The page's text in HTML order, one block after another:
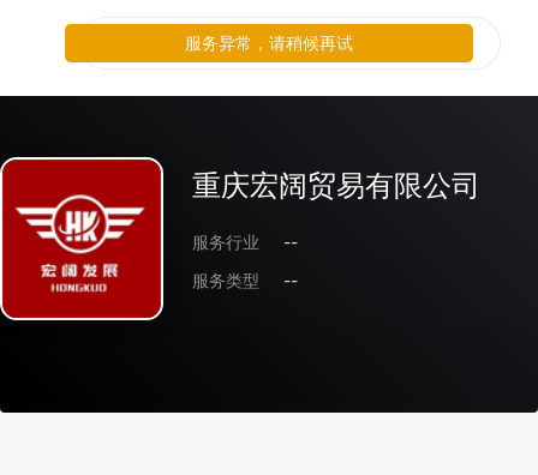
重庆宏阔贸易有限公司
服务行业
--
服务类型
--
服务异常，请稍候再试